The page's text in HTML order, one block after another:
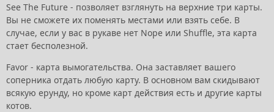
See The Future - позволяет взглянуть на верхние три карты.
Вы не сможете их поменять местами или взять себе. В
случае, если у вас в рукаве нет Nope или Shuffle, эта карта
стает бесполезной.
Favor - карта вымогательства. Она заставляет вашего
соперника отдать любую карту. В основном вам скидывают
всякую ерунду, но кроме карт действия есть и другие карты
котов.